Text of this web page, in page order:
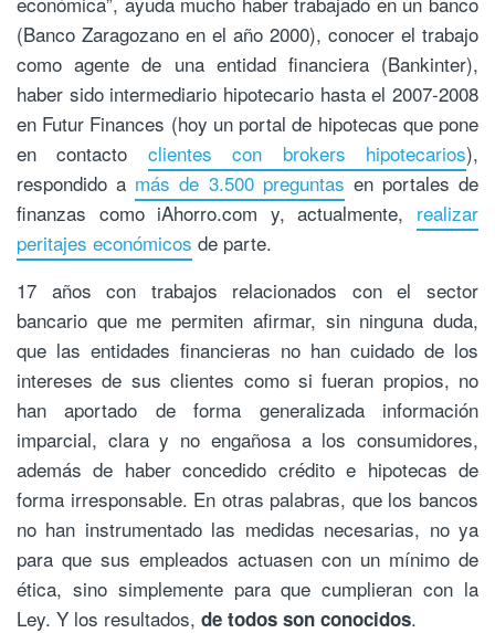
(Banco Zaragozano en el año 2000), conocer el trabajo
como agente de una entidad financiera (Bankinter),
haber sido intermediario hipotecario hasta el 2007-2008
en Futur Finances (hoy un portal de hipotecas que pone
en contacto clientes con brokers hipotecarios),
respondido a más de 3.500 preguntas en portales de
finanzas como iAhorro.com y, actualmente, realizar
peritajes económicos de parte.
17 años con trabajos relacionados con el sector
bancario que me permiten afirmar, sin ninguna duda,
que las entidades financieras no han cuidado de los
intereses de sus clientes como si fueran propios, no
han aportado de forma generalizada información
imparcial, clara y no engañosa a los consumidores,
además de haber concedido crédito e hipotecas de
forma irresponsable. En otras palabras, que los bancos
no han instrumentado las medidas necesarias, no ya
para que sus empleados actuasen con un mínimo de
ética, sino simplemente para que cumplieran con la
Ley. Y los resultados, de todos son conocidos.